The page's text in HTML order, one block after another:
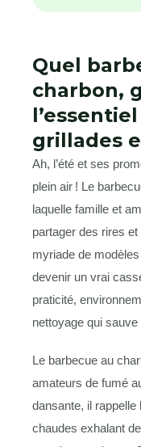
Quel
charbon,
grillades
Ah, l’été et ses
plein air ! Le
laquelle famille et
partager des rires
myriade de
devenir un vrai
praticité,
nettoyage qui
Le barbecue au
amateurs de fumé
dansante, il rappelle
chaudes exhalant